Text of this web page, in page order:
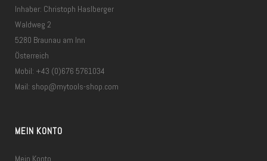
Inhaber: Christoph Haslberger
Waldweg 2
5280 Braunau am Inn
Österreich
Mobil: +43 (0)676 5761034
Mail: shop@mytools-shop.com
MEIN KONTO
Mein Konto